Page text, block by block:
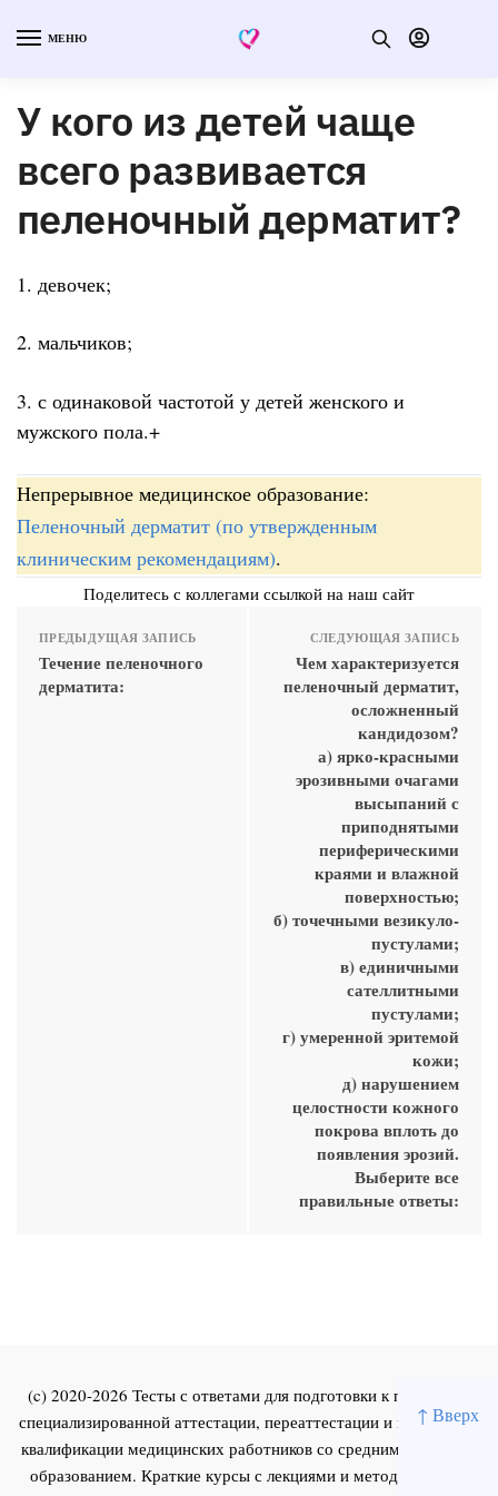
↑ Вверх
МЕНЮ
У кого из детей чаще
всего развивается
пеленочный дерматит?
1. девочек;
2. мальчиков;
3. с одинаковой частотой у детей женского и
мужского пола.+
Непрерывное медицинское образование:
Пеленочный дерматит (по утвержденным
клиническим рекомендациям).
Поделитесь с коллегами ссылкой на наш сайт
ПРЕДЫДУЩАЯ ЗАПИСЬ
Течение пеленочного
дерматита:
СЛЕДУЮЩАЯ ЗАПИСЬ
Чем характеризуется
пеленочный дерматит,
осложненный
кандидозом?
а) ярко-красными
эрозивными очагами
высыпаний с
приподнятыми
периферическими
краями и влажной
поверхностью;
б) точечными везикуло-
пустулами;
в) единичными
сателлитными
пустулами;
г) умеренной эритемой
кожи;
д) нарушением
целостности кожного
покрова вплоть до
появления эрозий.
Выберите все
правильные ответы:
(c) 2020-2026 Тесты с ответами для подготовки к первичной
специализированной аттестации, переаттестации и повышения
квалификации медицинских работников со средним и высшим
образованием. Краткие курсы с лекциями и методическими